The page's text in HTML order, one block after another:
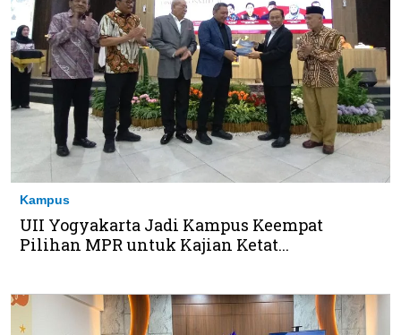
Kampus
UII Yogyakarta Jadi Kampus Keempat
Pilihan MPR untuk Kajian Ketat...